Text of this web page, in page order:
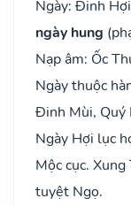
Ngày: Đinh
ngày hung
Nạp âm: Ốc
Ngày thuộc
Đinh Mùi, Quý
Ngày Hợi lục
Mộc cục.
tuyệt Ngọ.